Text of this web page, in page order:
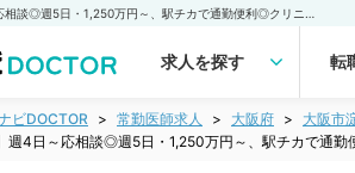
求人を探す 転
ビDOCTOR 常勤医師求人 大阪府
大阪市
週4日～応相談◎週5日・1,250万円～、駅チカで通